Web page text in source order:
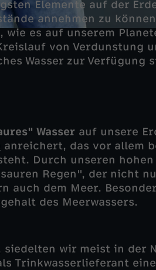
Elemente auf der
annehmen zu
wie es auf unserem
von Verdunstung
Wasser zur Verfügung
Wasser auf unsere
anreichert, das vor allem
Durch unseren hohen
Regen", der nicht
auch dem Meer.
des Meerwassers.
wir meist in der
Trinkwasserlieferant